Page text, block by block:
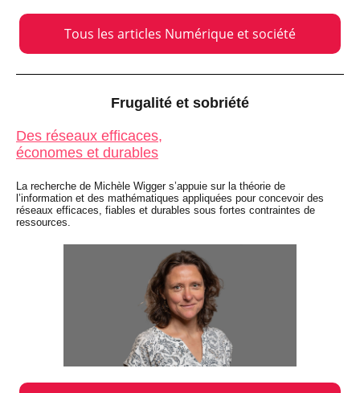
Tous les articles Numérique et société
Frugalité et sobriété
Des réseaux efficaces,
économes et durables
La recherche de Michèle Wigger s’appuie sur la théorie de
l’information et des mathématiques appliquées pour concevoir des
réseaux efficaces, fiables et durables sous fortes contraintes de
ressources.